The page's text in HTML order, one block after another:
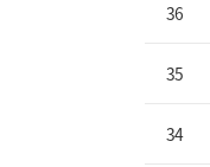
36
35
34